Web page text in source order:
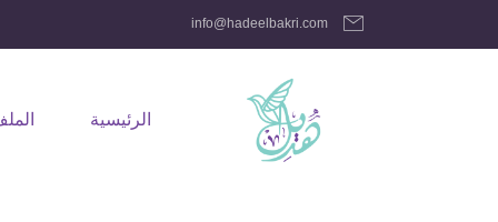
info@hadeelbakri.com
الرئيسية